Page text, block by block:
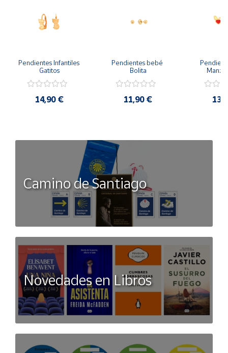
Pendientes Infantiles
Gatitos
14,90 €
Pendientes bebé
Bolita
11,90 €
Camino de Santiago
Novedades en Libros